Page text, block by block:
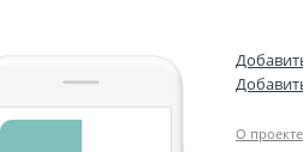
О проекте